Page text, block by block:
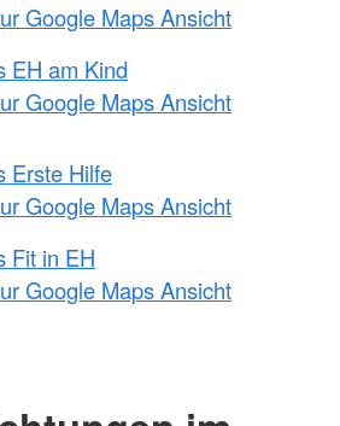
Google Maps Ansicht
EH am Kind
Google Maps Ansicht
Erste Hilfe
Google Maps Ansicht
Fit in EH
Google Maps Ansicht